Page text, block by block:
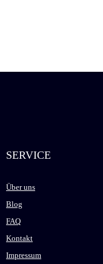
SERVICE
Über uns
Blog
FAQ
Kontakt
Impressum